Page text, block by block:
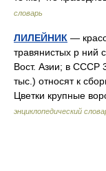
словарь
ЛИЛЕЙНИК —
травянистых р ний
Вост. Азии; в СССР
тыс.) относят к
Цветки крупные
энциклопедический